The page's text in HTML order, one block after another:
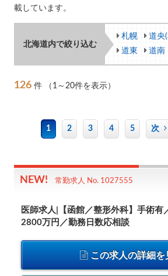
載しています。
北海道内で絞り込む
札幌 道央
道東
道南
126 件 （1～20件を表示）
1 2 3 4 5 次
常勤求人 No. 1027555
医師求人|【函館／整形外科】手術有
2800万円／勤務日数応相談
この求人の詳細を